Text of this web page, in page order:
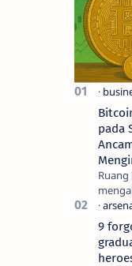
pada
Ruang
hari
dua
9